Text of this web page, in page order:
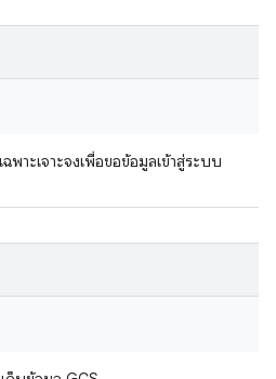
พาะเจาะจงเพื่อขอข้อมูลเข้าสู่ระบบ